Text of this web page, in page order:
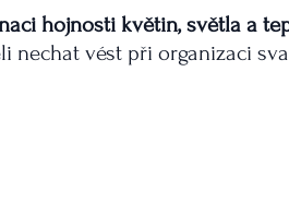
hojnosti květin, světla a
nechat vést při organizaci